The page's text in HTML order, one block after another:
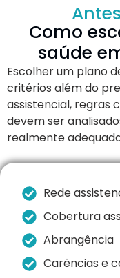
Como
saúde
Escolher um plano
critérios além do
assistencial, regras
devem ser
realmente
Rede
Cobertura
Abrangência
Carências e